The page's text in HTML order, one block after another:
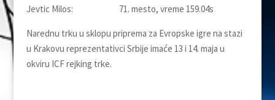
Jevtic Milos: 71. mesto, vreme 159.04s
Narednu trku u sklopu priprema za Evropske igre na stazi
u Krakovu reprezentativci Srbije imaće 13 i 14. maja u
okviru ICF rejking trke.